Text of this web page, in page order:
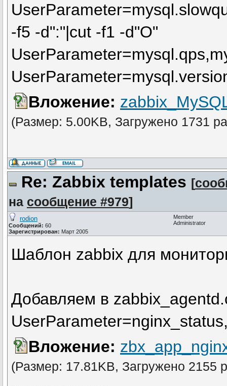
-f5 -d":"|cut -f1 -d"O"
Вложение:
(Размер: 5.00KB, Загружено 1731
Re: Zabbix templates [
на сообщение #979]
rodion
Сообщений: 60
Зарегистрирован: Март 2005
Member
Administrator
Шаблон zabbix для
Добавляем в
Вложение:
(Размер: 17.81KB, Загружено 2155